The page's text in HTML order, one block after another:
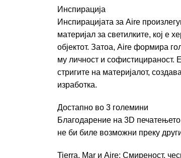
Инспирација
Инспирацијата за Aire
материјал за светилките, кој е
објектот. Затоа, Aire формира
му личност и софистицираност.
стригите на материјалот,
изработка.
Достапно во 3 големини
Благодарение на 3D
не би биле возможни преку
Tierra, Mar и Aire: Смиреност,